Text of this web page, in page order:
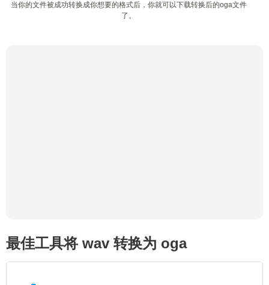
当你的文件被成功转换成你想要的格式后，你就可以下载转换后的oga文件
了。
最佳工具将 wav 转换为 oga